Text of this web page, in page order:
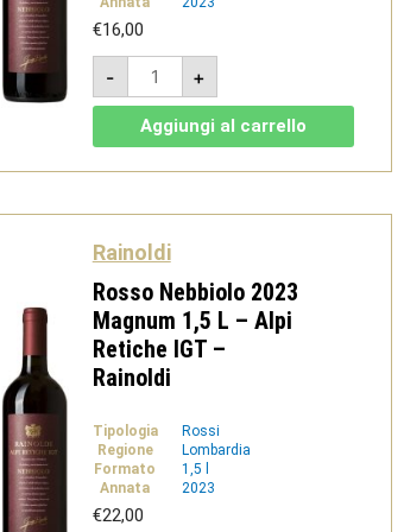
€16,00
-
Rosso
Nebbiolo
2023
Alpi
Retiche
IGT
+
Aggiungi al carrello
Rainoldi
Rosso Nebbiolo 2023
Magnum 1,5 L – Alpi
Retiche IGT –
Rainoldi
Tipologia
Rossi
Regione
Lombardia
Formato
1,5 l
Annata
2023
€22,00